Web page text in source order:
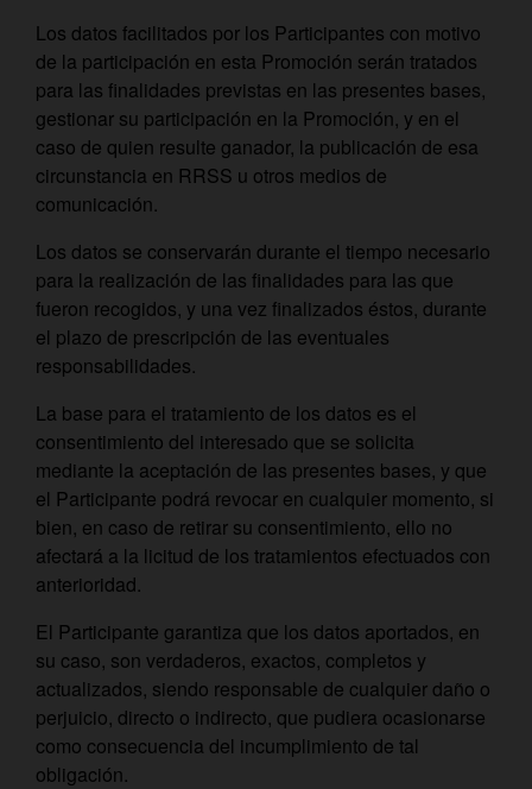
Los datos facilitados por los Participantes con motivo
de la participación en esta Promoción serán tratados
para las finalidades previstas en las presentes bases,
gestionar su participación en la Promoción, y en el
caso de quien resulte ganador, la publicación de esa
circunstancia en RRSS u otros medios de
comunicación.
Los datos se conservarán durante el tiempo necesario
para la realización de las finalidades para las que
fueron recogidos, y una vez finalizados éstos, durante
el plazo de prescripción de las eventuales
responsabilidades.
La base para el tratamiento de los datos es el
consentimiento del interesado que se solicita
mediante la aceptación de las presentes bases, y que
el Participante podrá revocar en cualquier momento, si
bien, en caso de retirar su consentimiento, ello no
afectará a la licitud de los tratamientos efectuados con
anterioridad.
El Participante garantiza que los datos aportados, en
su caso, son verdaderos, exactos, completos y
actualizados, siendo responsable de cualquier daño o
perjuicio, directo o indirecto, que pudiera ocasionarse
como consecuencia del incumplimiento de tal
obligación.